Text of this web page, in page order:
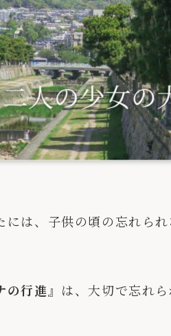
は、子供の頃の忘れら
の行進』 は、大切で忘れ